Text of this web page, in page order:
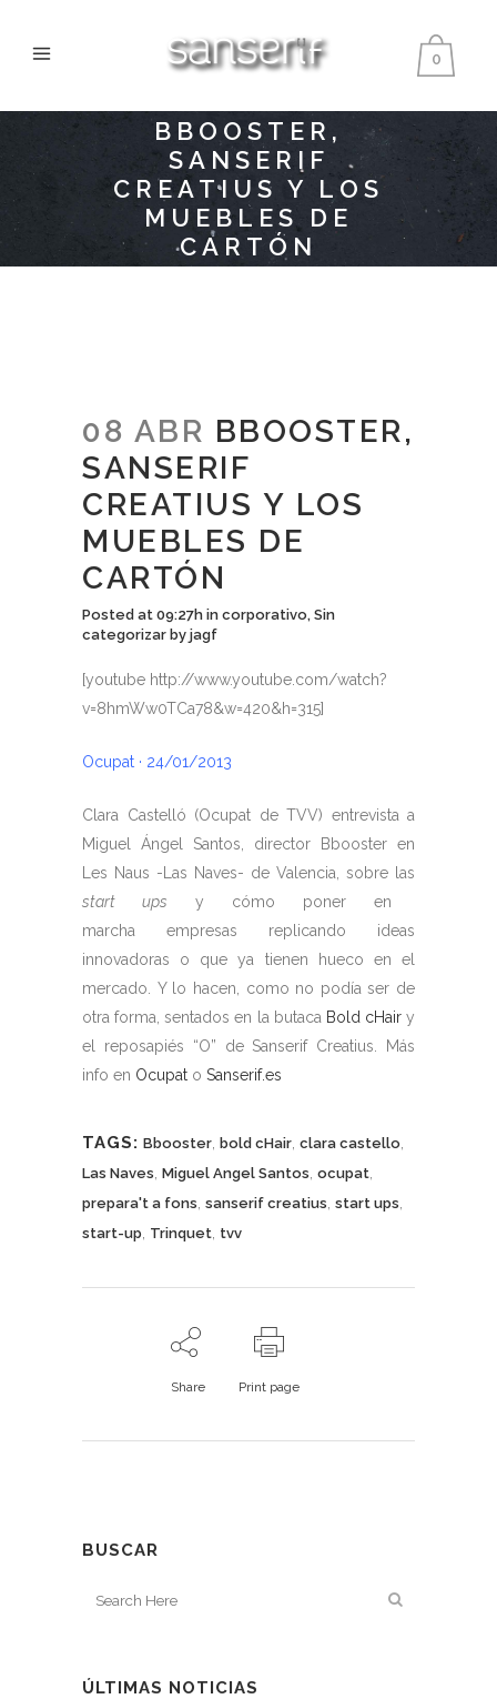
0
BBOOSTER,
SANSERIF
CREATIUS Y LOS
MUEBLES DE
CARTÓN
08 ABR BBOOSTER,
SANSERIF
CREATIUS Y LOS
MUEBLES DE
CARTÓN
Posted at 09:27h in corporativo, Sin
categorizar by jagf
[youtube http://www.youtube.com/watch?
v=8hmWw0TCa78&w=420&h=315]
Ocupat · 24/01/2013
Clara Castelló (Ocupat de TVV) entrevista a
Miguel Ángel Santos, director Bbooster en
Les Naus -Las Naves- de Valencia, sobre las
start ups y cómo poner en
marcha empresas replicando ideas
innovadoras o que ya tienen hueco en el
mercado. Y lo hacen, como no podía ser de
otra forma, sentados en la butaca Bold cHairy
el reposapiés “O” de Sanserif Creatius. Más
info en Ocupat o Sanserif.es
TAGS: Bbooster bold cHair clara castello
Las Naves Miguel Angel Santos ocupat
prepara't a fons sanserif creatius start ups
start-up Trinquet tvv
Share Print page
BUSCAR
ÚLTIMAS NOTICIAS